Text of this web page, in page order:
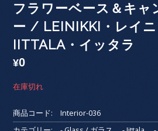
フラワーベース＆キャ
ー / LEINIKKI・レイ
IITTALA・イッタラ
¥0
在庫切れ
商品コード:
Interior-036